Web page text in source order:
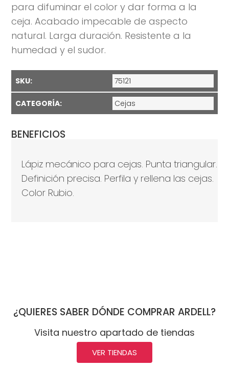
para difuminar el color y dar forma a la
ceja. Acabado impecable de aspecto
natural. Larga duración. Resistente a la
humedad y el sudor.
SKU: 75121
CATEGORÍA: Cejas
BENEFICIOS
Lápiz mecánico para cejas. Punta triangular.
Definición precisa. Perfila y rellena las cejas.
Color Rubio.
¿QUIERES SABER DÓNDE COMPRAR ARDELL?
Visita nuestro apartado de tiendas
VER TIENDAS